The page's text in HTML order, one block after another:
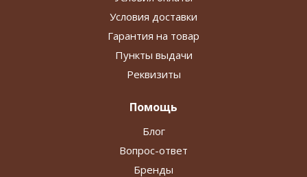
Условия доставки
Гарантия на товар
Пункты выдачи
Реквизиты
Помощь
Блог
Вопрос-ответ
Бренды